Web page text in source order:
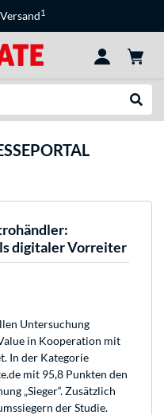
1
digitaler Vorreiter
Untersuchung
in Kooperation mit
In der Kategorie
mit 95,8 Punkten den
„Sieger“. Zusätzlich
der Studie.